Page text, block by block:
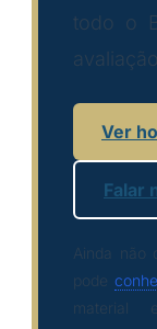
todo o
Ver
Falar
Ainda não
pode
material